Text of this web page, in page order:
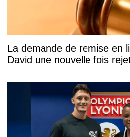
La demande de remise en
David une nouvelle fois